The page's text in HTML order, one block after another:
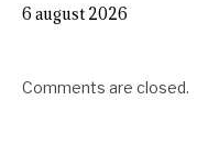
6 august 2026
Comments are closed.